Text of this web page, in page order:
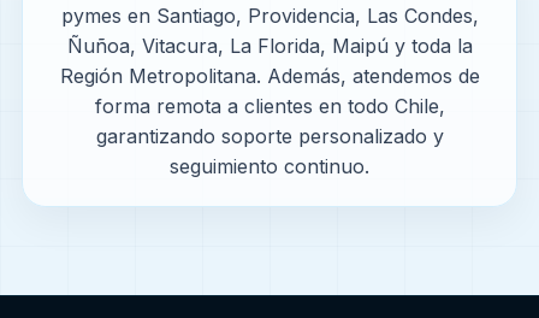
pymes en Santiago, Providencia, Las Condes,
Ñuñoa, Vitacura, La Florida, Maipú y toda la
Región Metropolitana. Además, atendemos de
forma remota a clientes en todo Chile,
garantizando soporte personalizado y
seguimiento continuo.